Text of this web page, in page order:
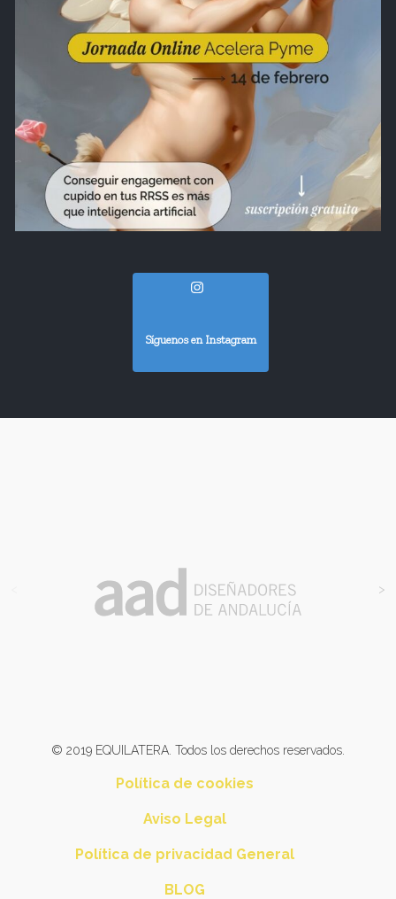
Síguenos en Instagram
>
© 2019 EQUILATERA. Todos los derechos reservados.
Política de cookies
Aviso Legal
Política de privacidad General
BLOG